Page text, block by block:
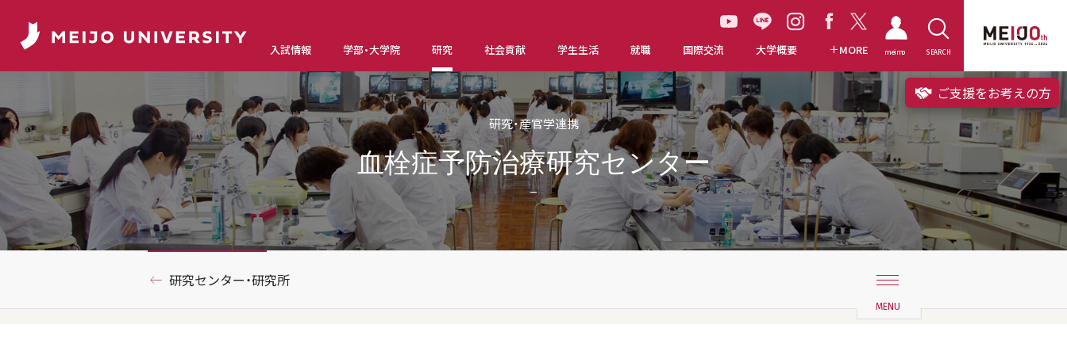
入試情報 学部・大学院 研究 社会貢献 学生生活 就職 国際交流 大学概要 MORE meimo SEARCH
ご支援をお考えの方
研究・産官学連携
血栓症予防治療研究センター
研究センター・研究所